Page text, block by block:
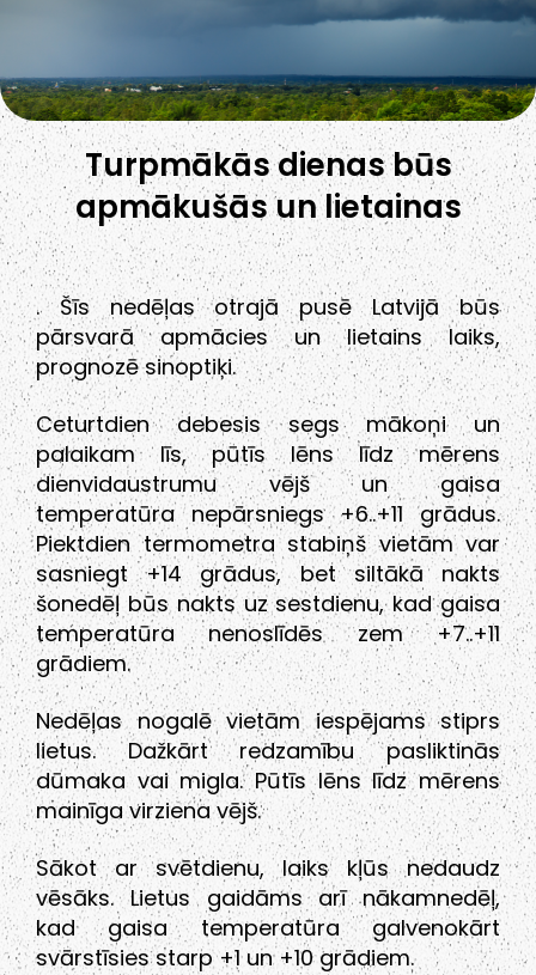
Turpmākās dienas būs
apmākušās un lietainas
. Šīs nedēļas otrajā pusē Latvijā būs
pārsvarā apmācies un lietains laiks,
prognozē sinoptiķi.
Ceturtdien debesis segs mākoņi un
palaikam līs, pūtīs lēns līdz mērens
dienvidaustrumu vējš un gaisa
temperatūra nepārsniegs +6..+11 grādus.
Piektdien termometra stabiņš vietām var
sasniegt +14 grādus, bet siltākā nakts
šonedēļ būs nakts uz sestdienu, kad gaisa
temperatūra nenoslīdēs zem +7..+11
grādiem.
Nedēļas nogalē vietām iespējams stiprs
lietus. Dažkārt redzamību pasliktinās
dūmaka vai migla. Pūtīs lēns līdz mērens
mainīga virziena vējš.
Sākot ar svētdienu, laiks kļūs nedaudz
vēsāks. Lietus gaidāms arī nākamnedēļ,
kad gaisa temperatūra galvenokārt
svārstīsies starp +1 un +10 grādiem.